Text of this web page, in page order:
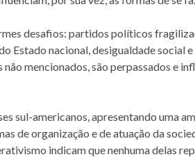
desafios: partidos políticos
Estado nacional, desigualdade social
mencionados, são perpassados e
sul-americanos, apresentando uma
de organização e de atuação da
indicam que nenhuma delas